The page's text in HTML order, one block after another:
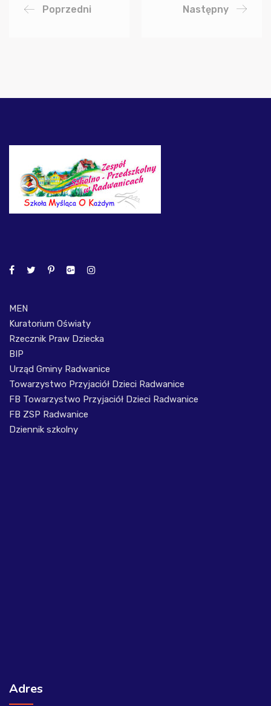
Poprzedni Następny
MEN
Kuratorium Oświaty
Rzecznik Praw Dziecka
BIP
Urząd Gminy Radwanice
Towarzystwo Przyjaciół Dzieci Radwanice
FB Towarzystwo Przyjaciół Dzieci Radwanice
FB ZSP Radwanice
Dziennik szkolny
Adres